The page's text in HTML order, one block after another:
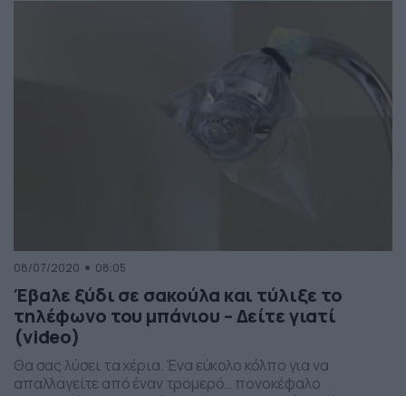
08/07/2020 08:05
Έβαλε ξύδι σε σακούλα και τύλιξε το
τηλέφωνο του μπάνιου – Δείτε γιατί
(video)
Θα σας λύσει τα χέρια. Ένα εύκολο κόλπο για να
απαλλαγείτε από έναν τρομερό… πονοκέφαλο